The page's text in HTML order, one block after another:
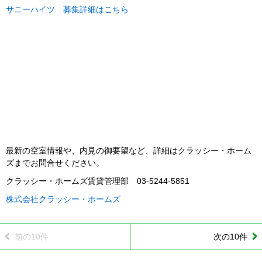
サニーハイツ 募集詳細はこちら
最新の空室情報や、内見の御要望など、詳細はクラッシー・ホーム
ズまでお問合せください。
クラッシー・ホームズ賃貸管理部 03-5244-5851
株式会社クラッシー・ホームズ
前の10件 次の10件